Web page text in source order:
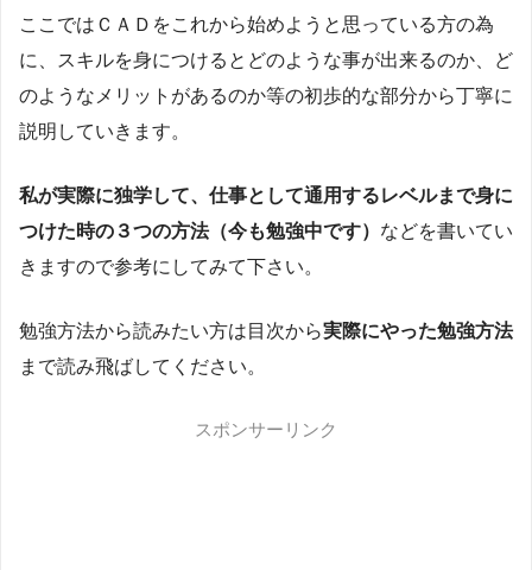
ここではＣＡＤをこれから始めようと思っている方の為
に、スキルを身につけるとどのような事が出来るのか、ど
のようなメリットがあるのか等の初歩的な部分から丁寧に
説明していきます。
私が実際に独学して、仕事として通用するレベルまで身に
つけた時の３つの方法（今も勉強中です） などを書いてい
きますので参考にしてみて下さい。
勉強方法から読みたい方は目次から実際にやった勉強方法
まで読み飛ばしてください。
スポンサーリンク